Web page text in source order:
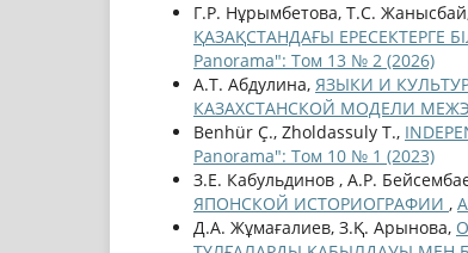
Г.Р. Нұрымбетова, Т.С.
ҚАЗАҚСТАНДАҒЫ ЕРЕСЕКТЕРГЕ
Panorama": Том 13 № 2 (2026)
А.Т. Абдулина, ЯЗЫКИ И
КАЗАХСТАНСКОЙ МОДЕЛИ
Benhür Ç., Zholdassuly T.,
Panorama": Том 10 № 1 (2023)
З.Е. Кабульдинов , А.Р.
ЯПОНСКОЙ ИСТОРИОГРАФИИ ,
Д.А. Жұмағалиев, З.Қ. Арынова,